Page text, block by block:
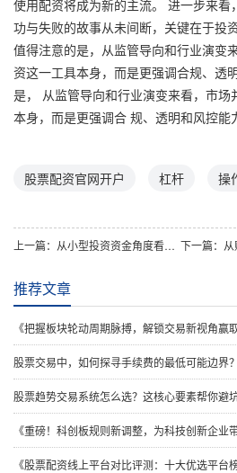
使用配资将成为新的主流。 进一步来
功与失败的故事从未间断，关键在于投
值得注意的是，从监管导向和行业演变
资这一工具本身，而是更强调合规、透
是， 从监管导向和行业演变来看，市
本身，而是更强调合 规、透明和风控能
股票配资官网开户 杠杆 操
上一篇： 从小型投资资金角度看线上炒股配资开户的现_2022 下一篇：
推荐文章
《把握板块轮动周期脉搏，解锁交易新视角赢
股票交易中，如何探寻手续费的最低可能边界？
股票趋势交易系统怎么选？这核心要素帮你避坑
《重磅！科创板规则新调整，为科技创新企业
《股票配资线上平台对比评测：十大优选平台